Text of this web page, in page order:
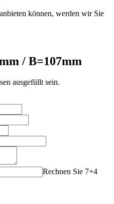
können, werden wir Sie
/ B=107mm
ausgefüllt sein.
Rechnen Sie 7+4